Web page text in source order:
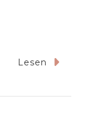
Lesen